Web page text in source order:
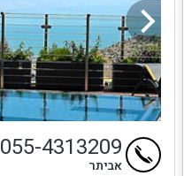
055-4313209
אביתר